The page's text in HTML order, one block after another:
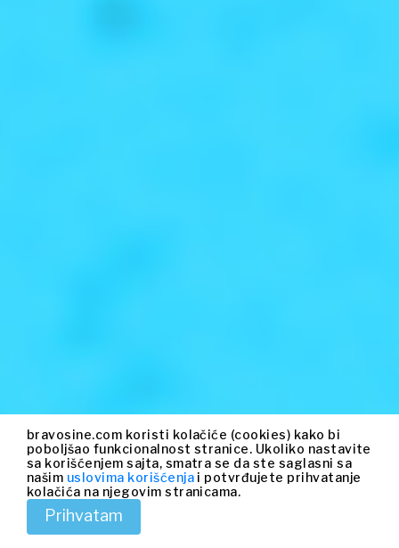
bravosine.com koristi kolačiće (cookies) kako bi
poboljšao funkcionalnost stranice. Ukoliko nastavite
sa korišćenjem sajta, smatra se da ste saglasni sa
našim uslovima korišćenja i potvrđujete prihvatanje
kolačića na njegovim stranicama.
Prihvatam